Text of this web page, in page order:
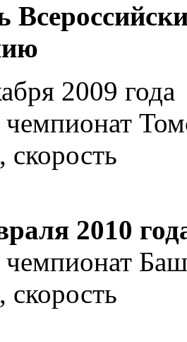
2009 года
скорость
2010
скорость